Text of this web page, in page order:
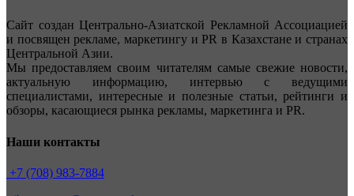
Сайт создан Центрально-Азиатской Рекламной Ассоциацией
и посвящен рекламе, маркетингу и PR в Казахстане и странах
Центральной Азии.
Мы предоставляем своим читателям самые свежие новости,
актуальную информацию, интервью с ведущими
специалистами, интересные и полезные статьи, рейтинги и
обзоры, касающиеся рынка рекламы, маркетинга и PR.
Наши контакты
+7 (708) 983-7884